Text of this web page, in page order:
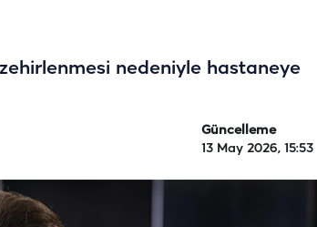
nedeniyle hastaneye
Güncelleme
13 May 2026, 15:53